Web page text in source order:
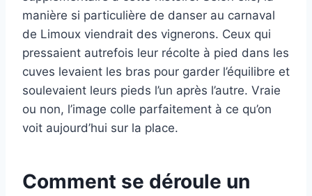
manière si particulière de danser au carnaval
de Limoux viendrait des vignerons. Ceux qui
pressaient autrefois leur récolte à pied dans les
cuves levaient les bras pour garder l’équilibre et
soulevaient leurs pieds l’un après l’autre. Vraie
ou non, l’image colle parfaitement à ce qu’on
voit aujourd’hui sur la place.
Comment se déroule un